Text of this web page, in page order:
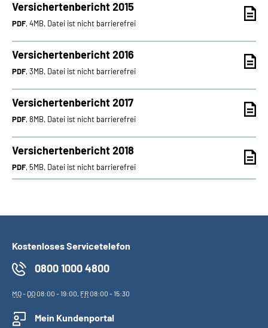
Versichertenbericht 2015
PDF, 4MB, Datei ist nicht barrierefrei
Versichertenbericht 2016
PDF, 3MB, Datei ist nicht barrierefrei
Versichertenbericht 2017
PDF, 8MB, Datei ist nicht barrierefrei
Versichertenbericht 2018
PDF, 5MB, Datei ist nicht barrierefrei
Kostenloses Servicetelefon
0800 1000 4800
MO- DO08:00 - 19:00, FR08:00 - 15:30
Mein Kundenportal